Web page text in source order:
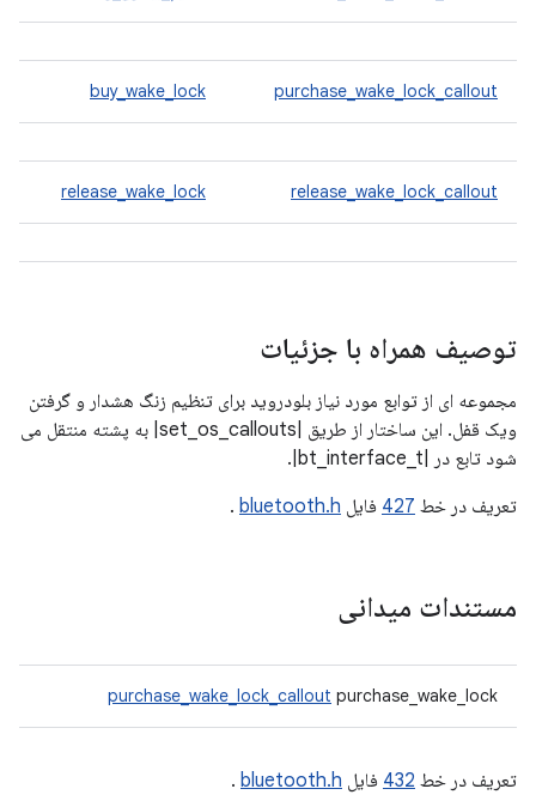
purchase_wake_lock_callout
buy_wake_lock
release_wake_lock_callout
release_wake_lock
توصیف همراه با جزئیات
مجموعه ای از توابع مورد نیاز بلودروید برای تنظیم زنگ هشدار و گرفتن
ویک قفل. این ساختار از طریق |set_os_callouts| به پشته منتقل می
شود تابع در |bt_interface_t|.
تعریف در خط 427 فایل bluetooth.h
.
مستندات میدانی
purchase_wake_lock_callout purchase_wake_lock
تعریف در خط 432 فایل bluetooth.h
.